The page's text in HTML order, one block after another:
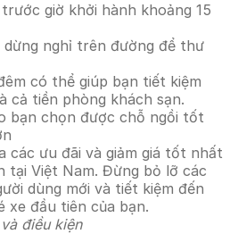
giờ khởi hành khoảng 15
dừng nghỉ trên đường để thư
có thể giúp bạn tiết kiệm
cả tiền phòng khách sạn.
bạn chọn được chỗ ngồi tốt
các ưu đãi và giảm giá tốt nhất
tại Việt Nam. Đừng bỏ lỡ các
dùng mới và tiết kiệm đến
xe đầu tiên của bạn.
điều kiện